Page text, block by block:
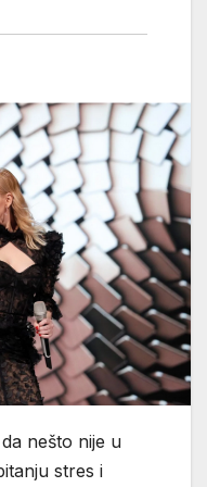
nešto nije u
stres i